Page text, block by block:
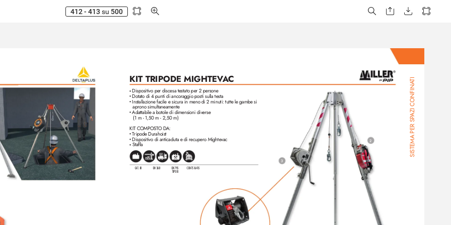
412 - 413 su 500
• Dispositivo per discesa testato per 2 persone
• Dotato di 4 punti di ancoraggio posti sulla testa
• Installazione facile e sicura in meno di 2 minuti: tutte le gambe si
aprono simultaneamente
• Adattabile a botole di dimensioni diverse
(1 m - 1,50 m - 2,50 m)
KIT COMPOSTO DA:
• Tripode Durahoist
• Dispositivo di anticaduta e di recupero Mightevac
• Staffa
CAT. III EN 360 EN 795
TIPO B
CEN-TS16415
KIT TRIPODE MIGHTEVAC
2
3
SISTEMA PER SP
AZI CONFINA
TI